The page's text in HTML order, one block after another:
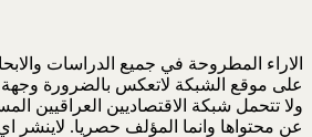
الاراء المطروحة في جميع الدراسات
على موقع الشبكة لاتعكس بالضرورة وجهة
ولا تتحمل شبكة الاقتصاديين العراقيين
عن محتواها وانما المؤلف حصريا. لاينشر